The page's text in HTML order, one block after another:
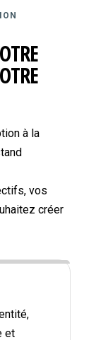
à la
vos
créer
et